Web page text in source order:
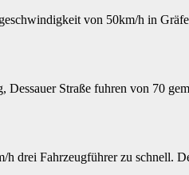
von 50km/h in
Straße fuhren von 70
drei Fahrzeugführer zu schnell.